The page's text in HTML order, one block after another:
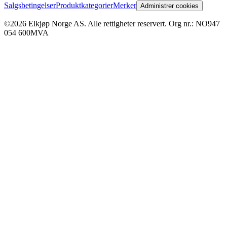
SalgsbetingelserProduktkategorierMerker Administrer cookies
©2026 Elkjøp Norge AS. Alle rettigheter reservert. Org nr.: NO947
054 600MVA